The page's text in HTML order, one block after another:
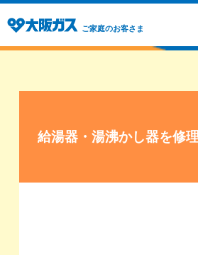
ご家庭のお客さま
給湯器・湯沸かし器を修